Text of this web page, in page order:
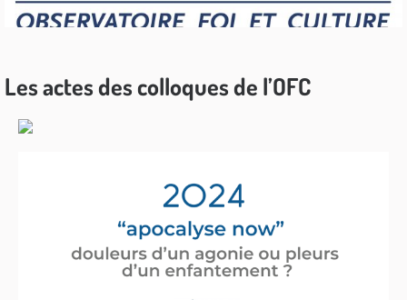
Les actes des colloques de l’OFC